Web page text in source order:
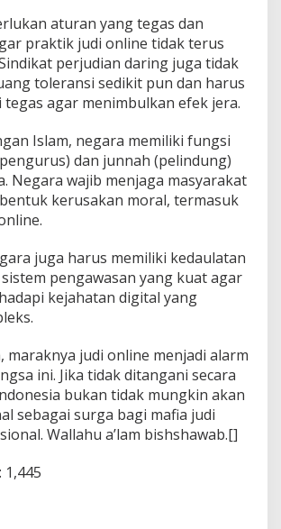
aturan yang tegas dan
praktik judi online tidak terus
perjudian daring juga tidak
toleransi sedikit pun dan harus
agar menimbulkan efek jera.
Islam, negara memiliki fungsi
dan junnah (pelindung)
Negara wajib menjaga masyarakat
kerusakan moral, termasuk
juga harus memiliki kedaulatan
pengawasan yang kuat agar
kejahatan digital yang
maraknya judi online menjadi alarm
ini. Jika tidak ditangani secara
bukan tidak mungkin akan
sebagai surga bagi mafia judi
Wallahu a’lam bishshawab.[]
1,445